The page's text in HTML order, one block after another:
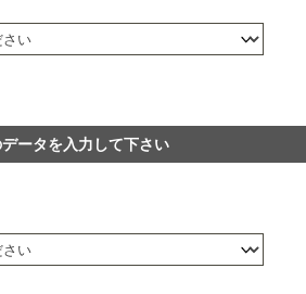
ータを入力して下さい